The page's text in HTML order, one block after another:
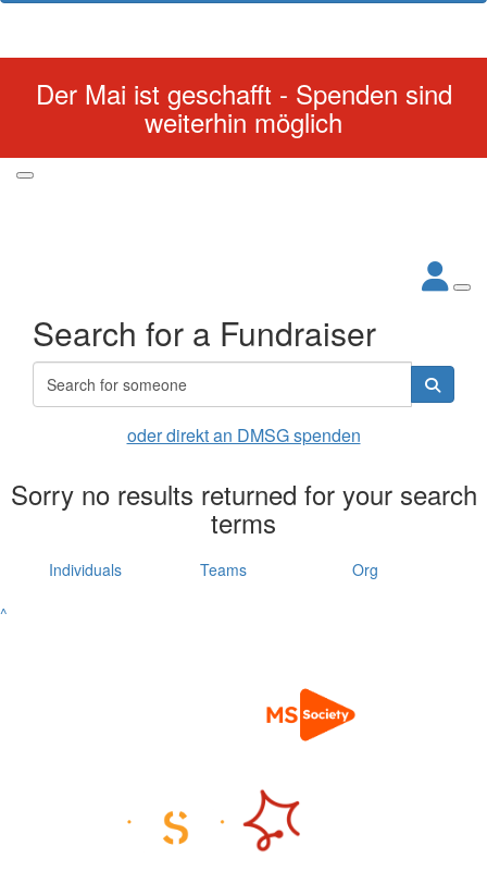
Der Mai ist geschafft - Spenden sind
weiterhin möglich
Search for a Fundraiser
oder direkt an DMSG spenden
Sorry no results returned for your search
terms
Individuals Teams
Org
^